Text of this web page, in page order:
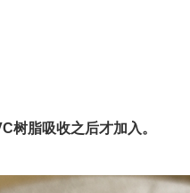
树脂吸收之后才加入。